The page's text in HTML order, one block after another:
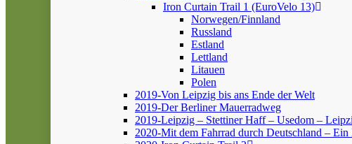
Iron Curtain Trail 1 (EuroVelo 13)
Norwegen/Finnland
Russland
Estland
Lettland
Litauen
Polen
2019-Von Leipzig bis ans Ende der Welt
2019-Der Berliner Mauerradweg
2019-Leipzig – Stettiner Haff – Usedom –
2020-Mit dem Fahrrad durch Deutschland –